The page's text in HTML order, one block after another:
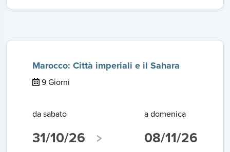
Marocco: Città imperiali e il Sahara
9 Giorni
da sabato
31/10/26
a domenica
08/11/26